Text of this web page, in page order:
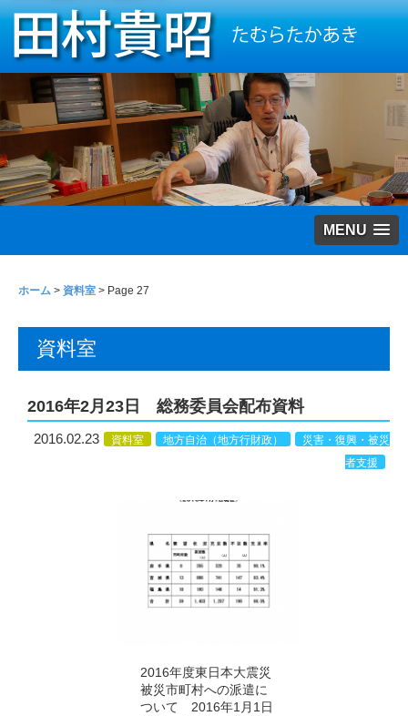
MENU
ホーム > 資料室 > Page 27
資料室
2016年2月23日 総務委員会配布資料
2016.02.23 資料室 地方自治（地方行財政）
災害・復興・被災
者支援
2016年度東日本大震災
被災市町村への派遣に
ついて 2016年1月1日